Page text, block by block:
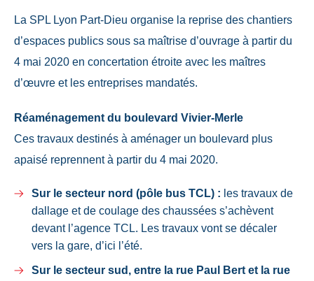
La SPL Lyon Part-Dieu organise la reprise des chantiers
d’espaces publics sous sa maîtrise d’ouvrage à partir du
4 mai 2020 en concertation étroite avec les maîtres
d’œuvre et les entreprises mandatés.
Réaménagement du boulevard Vivier-Merle
Ces travaux destinés à aménager un boulevard plus
apaisé reprennent à partir du 4 mai 2020.
Sur le secteur nord (pôle bus TCL) : les travaux de
dallage et de coulage des chaussées s’achèvent
devant l’agence TCL. Les travaux vont se décaler
vers la gare, d’ici l’été.
Sur le secteur sud, entre la rue Paul Bert et la rue